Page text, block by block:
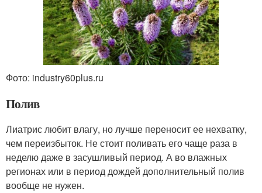
Фото: industry60plus.ru
Полив
Лиатрис любит влагу, но лучше переносит ее нехватку,
чем переизбыток. Не стоит поливать его чаще раза в
неделю даже в засушливый период. А во влажных
регионах или в период дождей дополнительный полив
вообще не нужен.